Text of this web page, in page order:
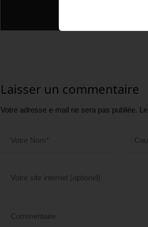
Laisser un commentaire
Votre adresse e-mail ne sera pas publiée.